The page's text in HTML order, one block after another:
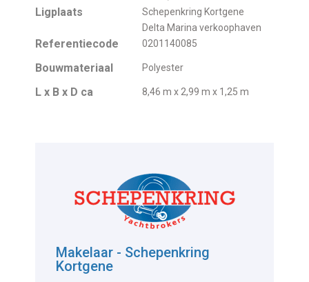
Ligplaats
Schepenkring Kortgene
Delta Marina verkoophaven
Referentiecode 0201140085
Bouwmateriaal Polyester
L x B x D ca 8,46 m x 2,99 m x 1,25 m
Makelaar - Schepenkring
Kortgene